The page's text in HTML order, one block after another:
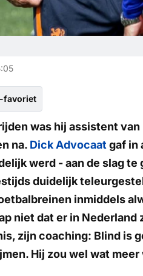
favoriet
was hij assistent van
na. Dick Advocaat gaf in
werd - aan de slag te
duidelijk
inmiddels
niet dat er in
zijn coaching: Blind is
Hij zou wel wat